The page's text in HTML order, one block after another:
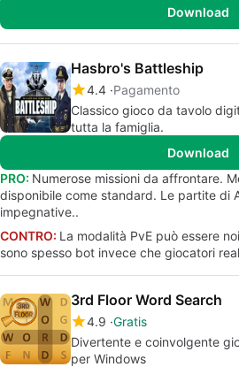
Download
Hasbro's Battleship
4.4 Pagamento
Classico gioco da tavolo
tutta la famiglia.
Download
PRO: Numerose missioni da affrontare.
disponibile come standard. Le partite di
impegnative..
CONTRO: La modalità PvE può essere
sono spesso bot invece che giocatori
3rd Floor Word Search
4.9 Gratis
Divertente e coinvolgente
per Windows